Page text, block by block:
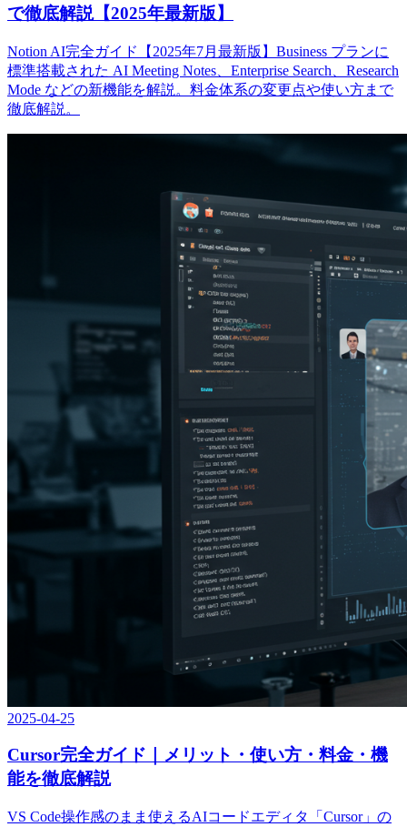
で徹底解説【2025年最新版】
Notion AI完全ガイド【2025年7月最新版】Business プランに
標準搭載された AI Meeting Notes、Enterprise Search、Research
Mode などの新機能を解説。料金体系の変更点や使い方まで
徹底解説。
2025-04-25
Cursor完全ガイド｜メリット・使い方・料金・機
能を徹底解説
VS Code操作感のまま使えるAIコードエディタ「Cursor」の